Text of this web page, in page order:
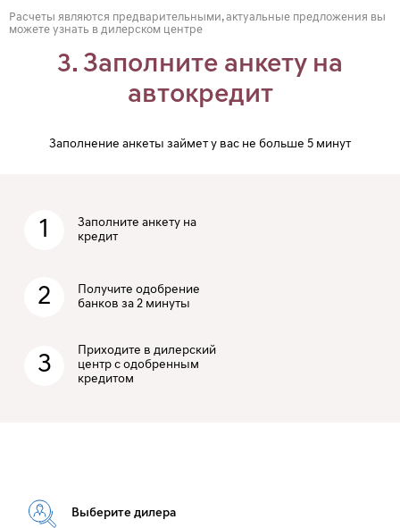
Расчеты являются предварительными, актуальные предложения вы
можете узнать в дилерском центре
3. Заполните анкету на
автокредит
Заполнение анкеты займет у вас не больше 5 минут
1
Заполните анкету на
кредит
2
Получите одобрение
банков за 2 минуты
3
Приходите в дилерский
центр с одобренным
кредитом
Выберите дилера